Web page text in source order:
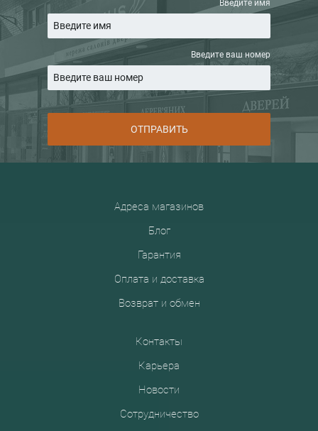
Введите имя
Введите ваш номер
ОТПРАВИТЬ
Адреса магазинов
Блог
Гарантия
Оплата и доставка
Возврат и обмен
Контакты
Карьера
Новости
Сотрудничество